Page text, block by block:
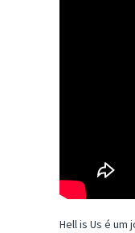
Hell is Us é um